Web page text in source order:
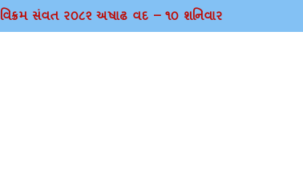
સંવત ર૦૮૨ અષાઢ વદ – ૧૦ શનિવાર